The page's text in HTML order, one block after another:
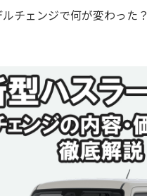
チェンジで何が変わった